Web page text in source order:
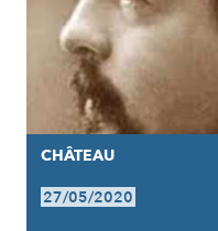
CHÂTEAU
27/05/2020